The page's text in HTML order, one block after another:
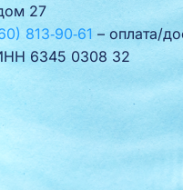
27
813‑90‑61 – оплата/
6345 0308 32